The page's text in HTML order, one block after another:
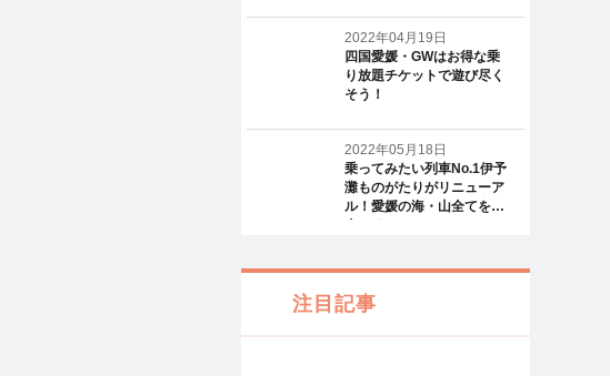
2022年04月19日
四国愛媛・GWはお得な乗
り放題チケットで遊び尽く
そう！
2022年05月18日
乗ってみたい列車No.1伊予
灘ものがたりがリニューア
ル！愛媛の海・山全てを一
注目記事